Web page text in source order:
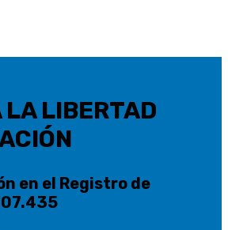
LA LIBERTAD
en el Registro de